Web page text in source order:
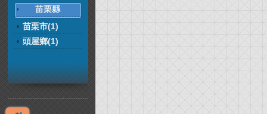
苗栗縣
苗栗市(1)
頭屋鄉(1)